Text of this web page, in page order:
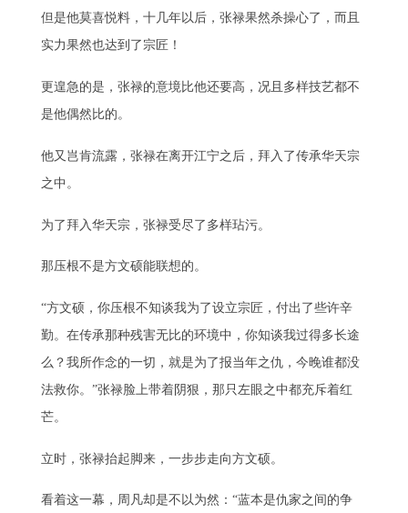
但是他莫喜悦料，十几年以后，张禄果然杀操心了，而且
实力果然也达到了宗匠！
更遑急的是，张禄的意境比他还要高，况且多样技艺都不
是他偶然比的。
他又岂肯流露，张禄在离开江宁之后，拜入了传承华天宗
之中。
为了拜入华天宗，张禄受尽了多样玷污。
那压根不是方文硕能联想的。
“方文硕，你压根不知谈我为了设立宗匠，付出了些许辛
勤。在传承那种残害无比的环境中，你知谈我过得多长途
么？我所作念的一切，就是为了报当年之仇，今晚谁都没
法救你。”张禄脸上带着阴狠，那只左眼之中都充斥着红
芒。
立时，张禄抬起脚来，一步步走向方文硕。
看着这一幕，周凡却是不以为然：“蓝本是仇家之间的争